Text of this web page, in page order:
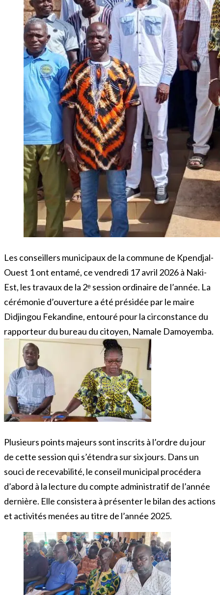
Les conseillers municipaux de la commune de Kpendjal-
Ouest 1 ont entamé, ce vendredi 17 avril 2026 à Naki-
Est, les travaux de la 2ᵉ session ordinaire de l’année. La
cérémonie d’ouverture a été présidée par le maire
Didjingou Fekandine, entouré pour la circonstance du
rapporteur du bureau du citoyen, Namale Damoyemba.
Plusieurs points majeurs sont inscrits à l’ordre du jour
de cette session qui s’étendra sur six jours. Dans un
souci de recevabilité, le conseil municipal procédera
d’abord à la lecture du compte administratif de l’année
dernière. Elle consistera à présenter le bilan des actions
et activités menées au titre de l’année 2025.